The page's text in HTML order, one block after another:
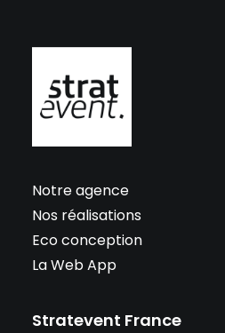
Notre agence
Nos réalisations
Eco conception
La Web App
Stratevent France